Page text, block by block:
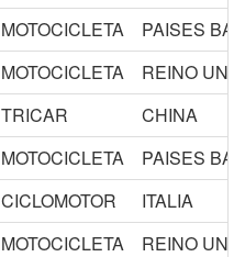
MOTOCICLETA
PAISES
MOTOCICLETA
REINO
TRICAR
CHINA
MOTOCICLETA
PAISES
CICLOMOTOR
ITALIA
MOTOCICLETA
REINO